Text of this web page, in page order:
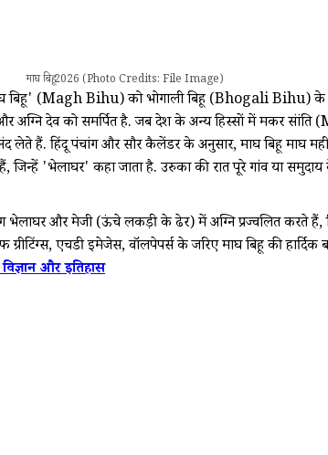
माघ बिहू 2026 (Photo Credits: File Image)
बिहू' (Magh Bihu) को भोगाली बिहू (Bhogali Bihu) के
अग्नि देव को समर्पित है. जब देश के अन्य हिस्सों में मकर
हैं. हिंदू पंचांग और सौर कैलेंडर के अनुसार, माघ बिहू माघ
'भेलाघर' कहा जाता है. उरुका की रात पूरे गांव या
और मेजी (ऊंचे लकड़ी के ढेर) में अग्नि प्रज्वलित करते हैं,
एचडी इमेजेस, वॉलपेपर्स के जरिए माघ बिहू की
और इतिहास